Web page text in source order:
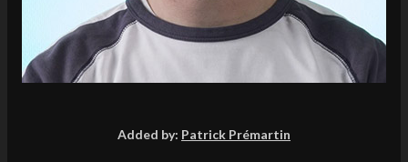
Added by: Patrick Prémartin